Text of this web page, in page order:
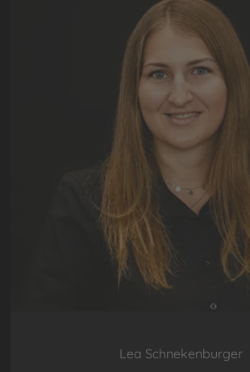
Lea Schnekenburger